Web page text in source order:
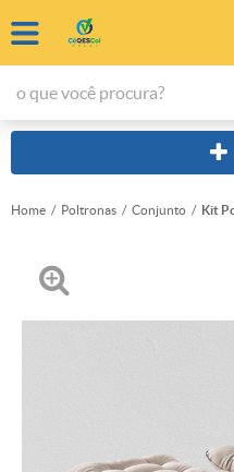
Home Poltronas Conjunto Kit